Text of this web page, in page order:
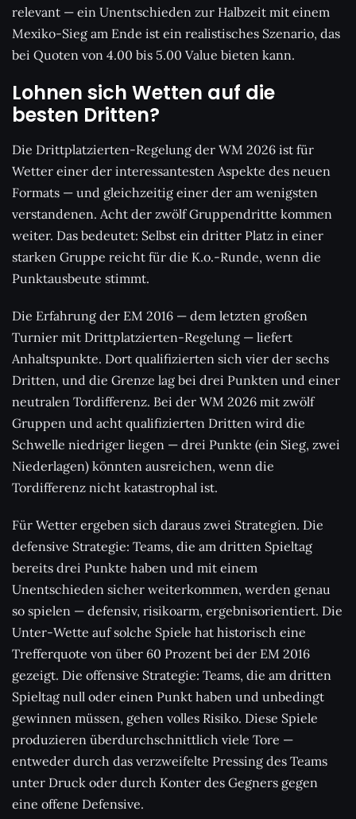
relevant — ein Unentschieden zur Halbzeit mit einem
Mexiko-Sieg am Ende ist ein realistisches Szenario, das
bei Quoten von 4.00 bis 5.00 Value bieten kann.
Lohnen sich Wetten auf die
besten Dritten?
Die Drittplatzierten-Regelung der WM 2026 ist für
Wetter einer der interessantesten Aspekte des neuen
Formats — und gleichzeitig einer der am wenigsten
verstandenen. Acht der zwölf Gruppendritte kommen
weiter. Das bedeutet: Selbst ein dritter Platz in einer
starken Gruppe reicht für die K.o.-Runde, wenn die
Punktausbeute stimmt.
Die Erfahrung der EM 2016 — dem letzten großen
Turnier mit Drittplatzierten-Regelung — liefert
Anhaltspunkte. Dort qualifizierten sich vier der sechs
Dritten, und die Grenze lag bei drei Punkten und einer
neutralen Tordifferenz. Bei der WM 2026 mit zwölf
Gruppen und acht qualifizierten Dritten wird die
Schwelle niedriger liegen — drei Punkte (ein Sieg, zwei
Niederlagen) könnten ausreichen, wenn die
Tordifferenz nicht katastrophal ist.
Für Wetter ergeben sich daraus zwei Strategien. Die
defensive Strategie: Teams, die am dritten Spieltag
bereits drei Punkte haben und mit einem
Unentschieden sicher weiterkommen, werden genau
so spielen — defensiv, risikoarm, ergebnisorientiert. Die
Unter-Wette auf solche Spiele hat historisch eine
Trefferquote von über 60 Prozent bei der EM 2016
gezeigt. Die offensive Strategie: Teams, die am dritten
Spieltag null oder einen Punkt haben und unbedingt
gewinnen müssen, gehen volles Risiko. Diese Spiele
produzieren überdurchschnittlich viele Tore —
entweder durch das verzweifelte Pressing des Teams
unter Druck oder durch Konter des Gegners gegen
eine offene Defensive.